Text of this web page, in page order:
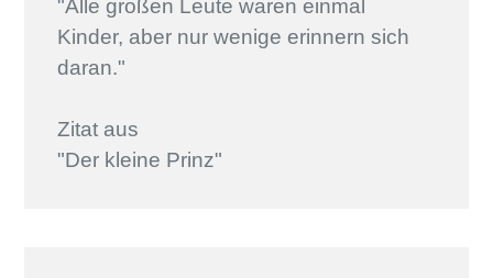
"Alle großen Leute waren einmal
Kinder, aber nur wenige erinnern sich
daran."
Zitat aus
"Der kleine Prinz"